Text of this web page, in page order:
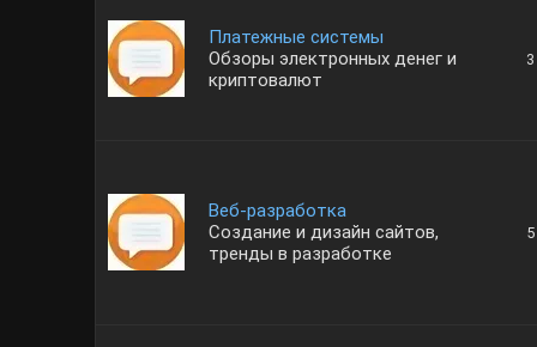
Платежные системы
Обзоры электронных денег и
криптовалют
3
Веб-разработка
Создание и дизайн сайтов,
тренды в разработке
5